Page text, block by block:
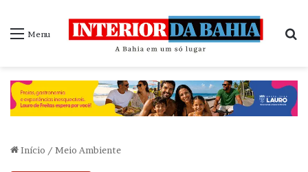
Menu
Início / Meio Ambiente